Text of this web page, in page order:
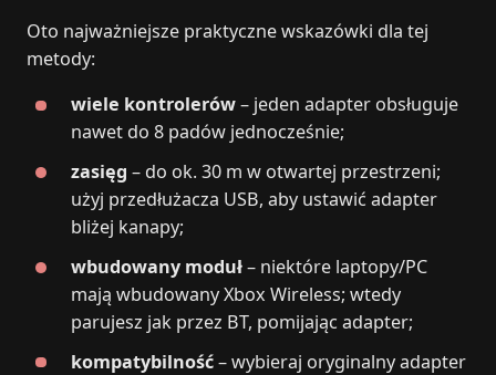
Oto najważniejsze praktyczne wskazówki dla tej
metody:
wiele kontrolerów– jeden adapter obsługuje
nawet do 8 padów jednocześnie;
zasięg – do ok. 30 m w otwartej przestrzeni;
użyj przedłużacza USB, aby ustawić adapter
bliżej kanapy;
wbudowany moduł– niektóre laptopy/PC
mają wbudowany Xbox Wireless; wtedy
parujesz jak przez BT, pomijając adapter;
kompatybilność– wybieraj oryginalny adapter